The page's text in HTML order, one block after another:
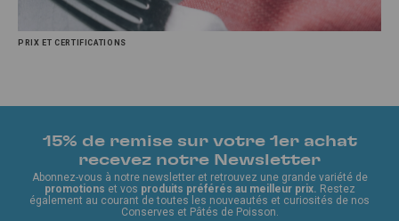
PRIX ET CERTIFICATIONS
15% de remise sur votre 1er achat
recevez notre Newsletter
Abonnez-vous à notre newsletter et retrouvez une grande variété de
promotions et vos produits préférés au meilleur prix. Restez
également au courant de toutes les nouveautés et curiosités de nos
Conserves et Pâtés de Poisson.